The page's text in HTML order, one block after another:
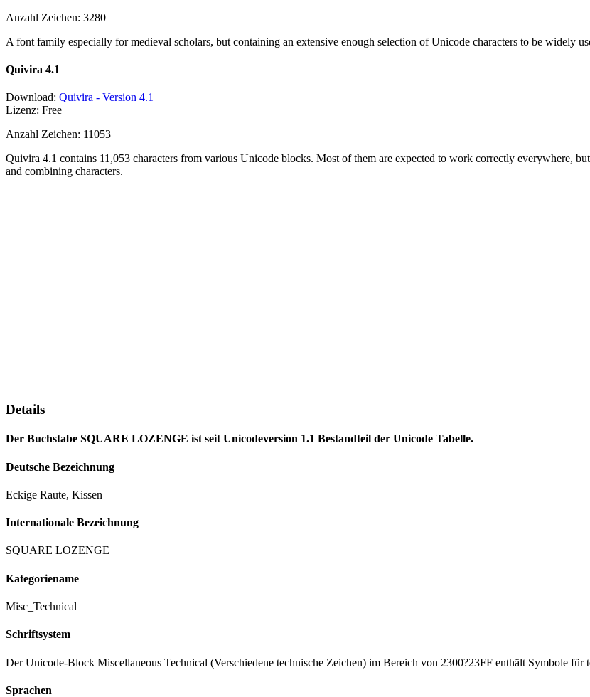
Anzahl Zeichen: 3280
A font family especially for medieval scholars, but containing an extensive enough selection of Unicode characters to be widely
Quivira 4.1
Download: Quivira - Version 4.1
Lizenz: Free
Anzahl Zeichen: 11053
Quivira 4.1 contains 11,053 characters from various Unicode blocks. Most of them are expected to work correctly everywhere,
and combining characters.
Details
Der Buchstabe SQUARE LOZENGE ist seit Unicodeversion 1.1 Bestandteil der Unicode Tabelle.
Deutsche Bezeichnung
Eckige Raute, Kissen
Internationale Bezeichnung
SQUARE LOZENGE
Kategoriename
Misc_Technical
Schriftsystem
Der Unicode-Block Miscellaneous Technical (Verschiedene technische Zeichen) im Bereich von 2300?23FF enthält Symbole
Sprachen